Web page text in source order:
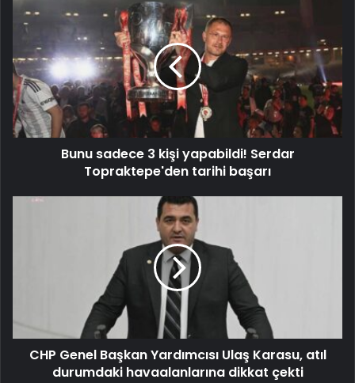
Bunu sadece 3 kişi yapabildi! Serdar
Topraktepe'den tarihi başarı
CHP Genel Başkan Yardımcısı Ulaş Karasu, atıl
durumdaki havaalanlarına dikkat çekti